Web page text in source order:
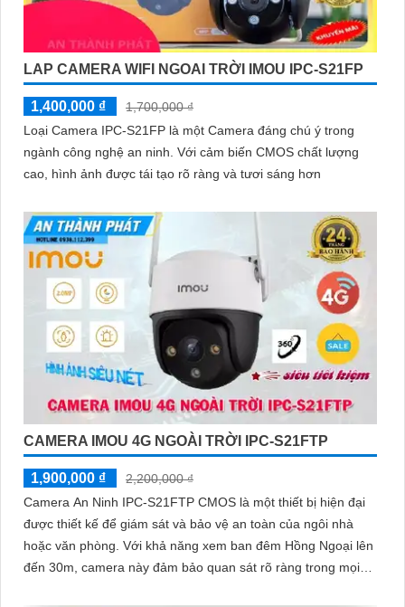
LAP CAMERA WIFI NGOAI TRỜI IMOU IPC-S21FP
1,400,000 ₫
1,700,000 ₫
Loại Camera IPC-S21FP là một Camera đáng chú ý trong
ngành công nghệ an ninh. Với cảm biến CMOS chất lượng
cao, hình ảnh được tái tạo rõ ràng và tươi sáng hơn
CAMERA IMOU 4G NGOÀI TRỜI IPC-S21FTP
1,900,000 ₫
2,200,000 ₫
Camera An Ninh IPC-S21FTP CMOS là một thiết bị hiện đại
được thiết kế để giám sát và bảo vệ an toàn của ngôi nhà
hoặc văn phòng. Với khả năng xem ban đêm Hồng Ngoại lên
đến 30m, camera này đảm bảo quan sát rõ ràng trong mọi